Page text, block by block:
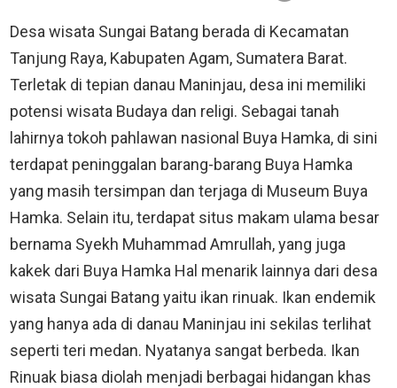
Desa wisata Sungai Batang berada di Kecamatan
Tanjung Raya, Kabupaten Agam, Sumatera Barat.
Terletak di tepian danau Maninjau, desa ini memiliki
potensi wisata Budaya dan religi. Sebagai tanah
lahirnya tokoh pahlawan nasional Buya Hamka, di sini
terdapat peninggalan barang-barang Buya Hamka
yang masih tersimpan dan terjaga di Museum Buya
Hamka. Selain itu, terdapat situs makam ulama besar
bernama Syekh Muhammad Amrullah, yang juga
kakek dari Buya Hamka Hal menarik lainnya dari desa
wisata Sungai Batang yaitu ikan rinuak. Ikan endemik
yang hanya ada di danau Maninjau ini sekilas terlihat
seperti teri medan. Nyatanya sangat berbeda. Ikan
Rinuak biasa diolah menjadi berbagai hidangan khas